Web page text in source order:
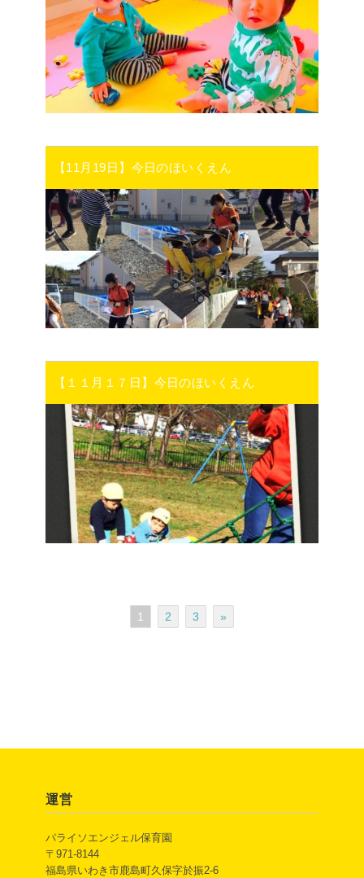
【11月19日】今日のほいくえん
【１１月１７日】今日のほいくえん
1 2 3 »
運営
パライソエンジェル保育園
〒971-8144
福島県いわき市鹿島町久保字於振2-6